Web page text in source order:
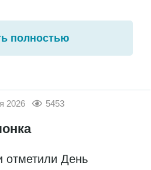
полностью
2026 5453
отметили День